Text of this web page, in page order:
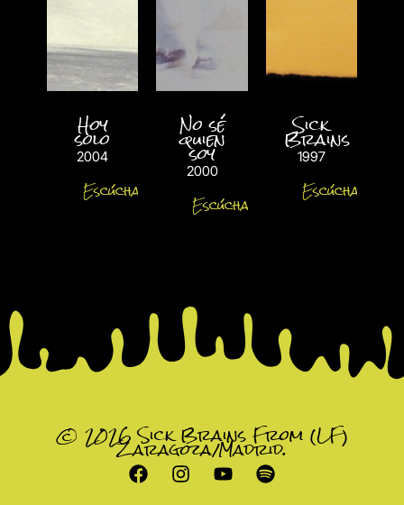
Hoy
solo
2004
Escúchalo
No sé
quien
soy
2000
Escúchalo
Sick
Brains
1997
Escúchalo
© 2026 Sick Brains From (LF)
Zaragoza/Madrid.